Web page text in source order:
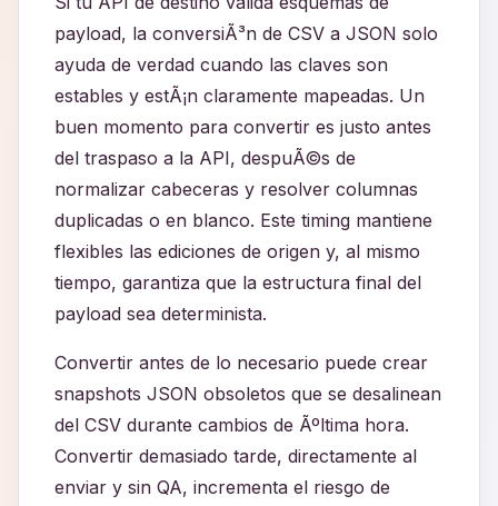
payload, la conversiÃ³n de CSV a JSON solo
ayuda de verdad cuando las claves son
estables y estÃ¡n claramente mapeadas. Un
buen momento para convertir es justo antes
del traspaso a la API, despuÃ©s de
normalizar cabeceras y resolver columnas
duplicadas o en blanco. Este timing mantiene
flexibles las ediciones de origen y, al mismo
tiempo, garantiza que la estructura final del
payload sea determinista.
Convertir antes de lo necesario puede crear
snapshots JSON obsoletos que se desalinean
del CSV durante cambios de Ãºltima hora.
Convertir demasiado tarde, directamente al
enviar y sin QA, incrementa el riesgo de